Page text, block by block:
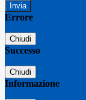
Errore
Chiudi
Successo
Chiudi
Informazione